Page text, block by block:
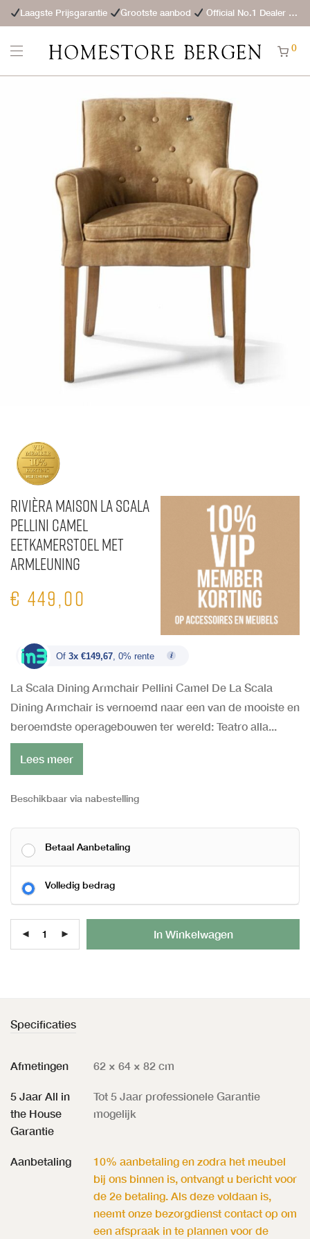
Laagste Prijsgarantie Grootste aanbod Official No.1 Dealer
0
Rivièra Maison La Scala
Pellini Camel
Eetkamerstoel met
armleuning
€ 449,00
Of 3x €149,67 , 0% rente
La Scala Dining Armchair Pellini Camel De La Scala
Dining Armchair is vernoemd naar een van de mooiste en
beroemdste operagebouwen ter wereld: Teatro alla...
Lees meer
Beschikbaar via nabestelling
Betaal Aanbetaling
Volledig bedrag
In Winkelwagen
Specificaties
Afmetingen 62 × 64 × 82 cm
5 Jaar All in
the House
Garantie
Tot 5 Jaar professionele Garantie
mogelijk
Aanbetaling
10% aanbetaling en zodra het meubel
bij ons binnen is, ontvangt u bericht voor
de 2e betaling. Als deze voldaan is,
neemt onze bezorgdienst contact op om
een afspraak in te plannen voor de